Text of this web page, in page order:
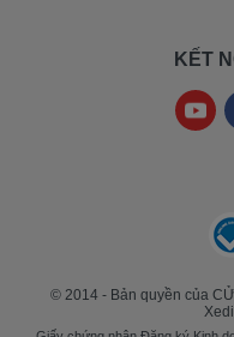
KẾT
© 2014 - Bản quyền của